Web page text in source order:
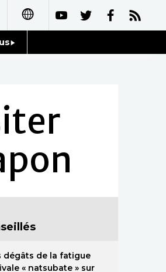
繁體字
Español
العربية
Русский
dégâts de la fatigue
« natsubate » sur